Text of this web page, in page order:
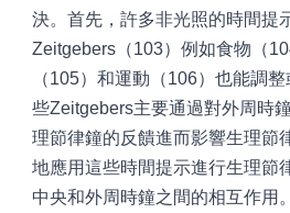
決。首先，許多非光照的時間提
Zeitgebers（103）例如食物（
（105）和運動（106）也能調
些Zeitgebers主要通過對外周時
理節律鐘的反饋進而影響生理節
地應用這些時間提示進行生理節
中央和外周時鐘之間的相互作用